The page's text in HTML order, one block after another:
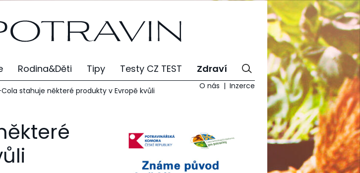
Rodina&Děti Tipy Testy CZ TEST Zdraví
stahuje některé produkty v Evropě kvůli
O nás Inzerce